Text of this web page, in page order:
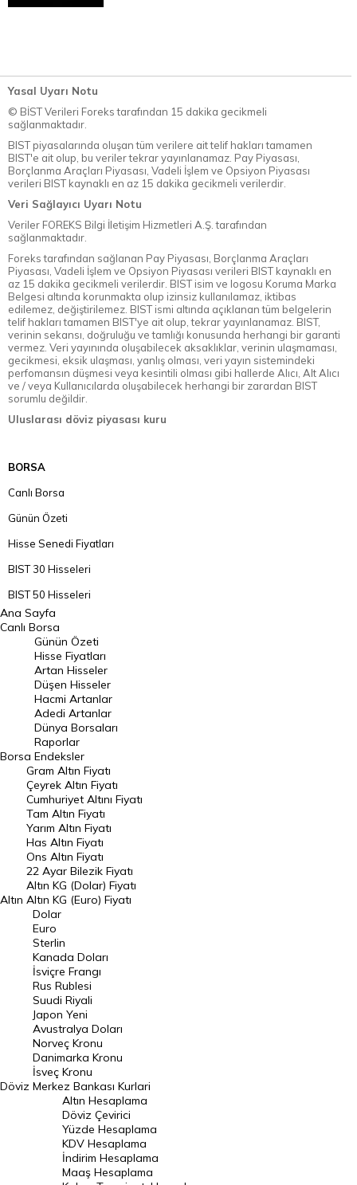
Yasal Uyarı Notu
© BİST Verileri Foreks tarafından 15 dakika gecikmeli
sağlanmaktadır.
BIST piyasalarında oluşan tüm verilere ait telif hakları tamamen
BIST'e ait olup, bu veriler tekrar yayınlanamaz. Pay Piyasası,
Borçlanma Araçları Piyasası, Vadeli İşlem ve Opsiyon Piyasası
verileri BIST kaynaklı en az 15 dakika gecikmeli verilerdir.
Veri Sağlayıcı Uyarı Notu
Veriler FOREKS Bilgi İletişim Hizmetleri A.Ş. tarafından
sağlanmaktadır.
Foreks tarafından sağlanan Pay Piyasası, Borçlanma Araçları
Piyasası, Vadeli İşlem ve Opsiyon Piyasası verileri BIST kaynaklı en
az 15 dakika gecikmeli verilerdir. BIST isim ve logosu Koruma Marka
Belgesi altında korunmakta olup izinsiz kullanılamaz, iktibas
edilemez, değiştirilemez. BIST ismi altında açıklanan tüm belgelerin
telif hakları tamamen BIST'ye ait olup, tekrar yayınlanamaz. BIST,
verinin sekansı, doğruluğu ve tamlığı konusunda herhangi bir garanti
vermez. Veri yayınında oluşabilecek aksaklıklar, verinin ulaşmaması,
gecikmesi, eksik ulaşması, yanlış olması, veri yayın sistemindeki
perfomansın düşmesi veya kesintili olması gibi hallerde Alıcı, Alt Alıcı
ve / veya Kullanıcılarda oluşabilecek herhangi bir zarardan BIST
sorumlu değildir.
Uluslarası döviz piyasası kuru
BORSA
Canlı Borsa
Günün Özeti
Hisse Senedi Fiyatları
BIST 30 Hisseleri
BIST 50 Hisseleri
BIST 100 Hisseleri
En Çok Artan Hisseler
En Çok Düşen Hisseler
Hacmi Artanlar
Geçmiş Kapanışlar
Dünya Borsaları
Raporlar
Endeksler
DÖVİZ
Döviz Kuru
Dolar Kuru
Euro Kuru
Pound Kuru
Frank Kuru
Riyal Kuru
Avustralya Doları
Danimarka Kronu Kuru
Kanada Doları Kuru
Norveç Kronu Kuru
İsveç Kronu Kuru
Japon Yeni Kuru
Serbest Piyasa Döviz Kurları
Ana Sayfa
Canlı Borsa
Borsa
Günün Özeti
Hisse Fiyatları
Artan Hisseler
Düşen Hisseler
Hacmi Artanlar
Adedi Artanlar
Dünya Borsaları
Raporlar
Endeksler
Altın
Gram Altın Fiyatı
Çeyrek Altın Fiyatı
Cumhuriyet Altını Fiyatı
Tam Altın Fiyatı
Yarım Altın Fiyatı
Has Altın Fiyatı
Ons Altın Fiyatı
22 Ayar Bilezik Fiyatı
Altın KG (Dolar) Fiyatı
Altın KG (Euro) Fiyatı
Döviz
Dolar
Euro
Sterlin
Kanada Doları
İsviçre Frangı
Rus Rublesi
Suudi Riyali
Japon Yeni
Avustralya Doları
Norveç Kronu
Danimarka Kronu
İsveç Kronu
Merkez Bankası Kurlari
Altın Hesaplama
Döviz Çevirici
Yüzde Hesaplama
KDV Hesaplama
İndirim Hesaplama
Maaş Hesaplama